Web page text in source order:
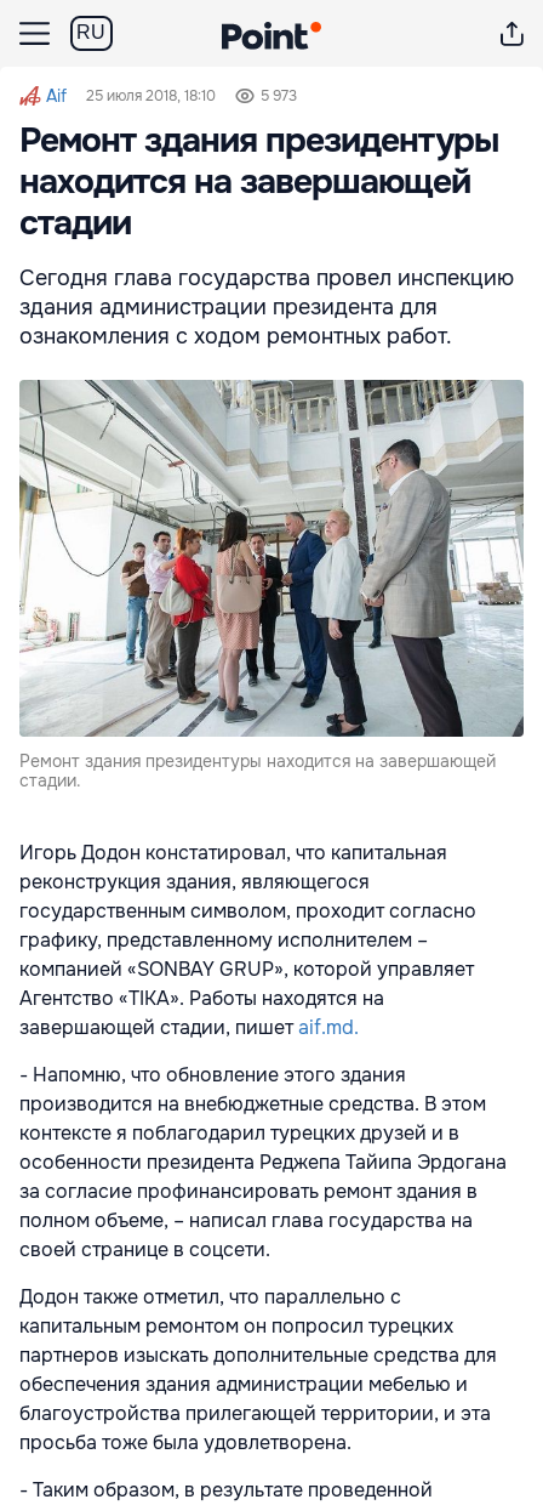
RU
Aif 25 июля 2018, 18:10 5 973
Ремонт здания президентуры
находится на завершающей
стадии
Сегодня глава государства провел инспекцию
здания администрации президента для
ознакомления с ходом ремонтных работ.
Ремонт здания президентуры находится на завершающей
стадии.
Игорь Додон констатировал, что капитальная
реконструкция здания, являющегося
государственным символом, проходит согласно
графику, представленному исполнителем –
компанией «SONBAY GRUP», которой управляет
Агентство «TIKA». Работы находятся на
завершающей стадии, пишетaif.md.
- Напомню, что обновление этого здания
производится на внебюджетные средства. В этом
контексте я поблагодарил турецких друзей и в
особенности президента Реджепа Тайипа Эрдогана
за согласие профинансировать ремонт здания в
полном объеме, – написал глава государства на
своей странице в соцсети.
Додон также отметил, что параллельно с
капитальным ремонтом он попросил турецких
партнеров изыскать дополнительные средства для
обеспечения здания администрации мебелью и
благоустройства прилегающей территории, и эта
просьба тоже была удовлетворена.
- Таким образом, в результате проведенной